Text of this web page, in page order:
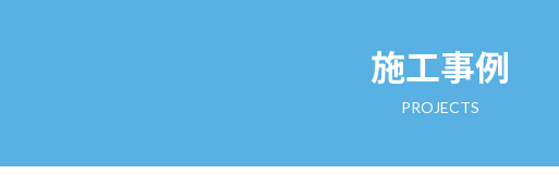
施工事例
PROJECTS